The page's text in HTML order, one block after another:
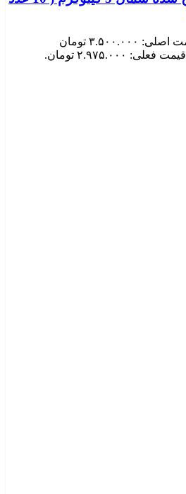
قیمت اصلی: ۳.۵۰۰.۰۰۰ تومان
قیمت فعلی: ۲.۹۷۵.۰۰۰ تومان.